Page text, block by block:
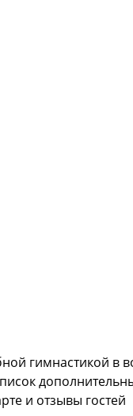
гимнастикой в
и отзывы гостей